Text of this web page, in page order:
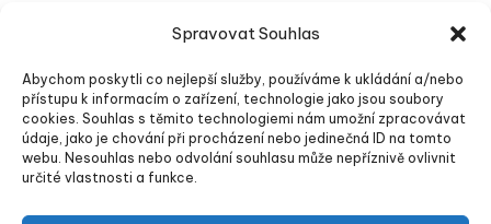
Spravovat Souhlas
Abychom poskytli co nejlepší služby, používáme k ukládání a/nebo
přístupu k informacím o zařízení, technologie jako jsou soubory
cookies. Souhlas s těmito technologiemi nám umožní zpracovávat
údaje, jako je chování při procházení nebo jedinečná ID na tomto
webu. Nesouhlas nebo odvolání souhlasu může nepříznivě ovlivnit
určité vlastnosti a funkce.
Odeslat komentář